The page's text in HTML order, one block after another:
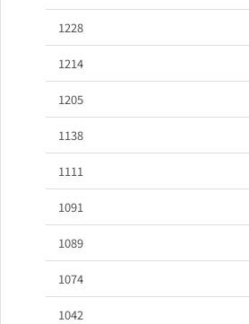
1228
1214
1205
1138
1111
1091
1089
1074
1042